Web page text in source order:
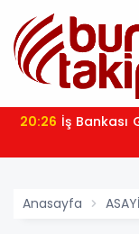
20:26 İş
Anasayfa